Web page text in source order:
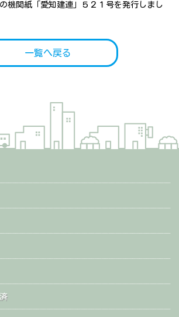
機関紙「愛知建連」５２１号を発行しまし
一覧へ戻る